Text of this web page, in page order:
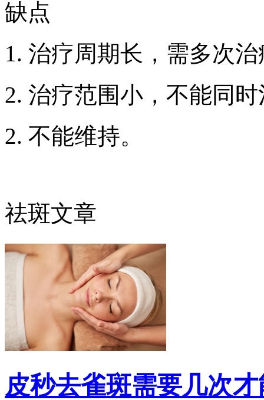
缺点
1. 治疗周期长，需多次
2. 治疗范围小，不能同
2. 不能维持。
祛斑文章
皮秒去雀斑需要几次